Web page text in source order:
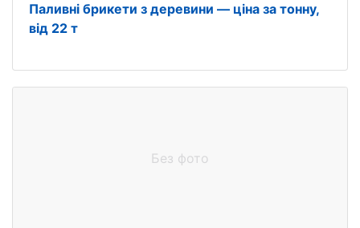
Паливні брикети з деревини — ціна за тонну,
від 22 т
Без фото